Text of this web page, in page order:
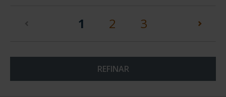
1 (current)
2 3
REFINAR